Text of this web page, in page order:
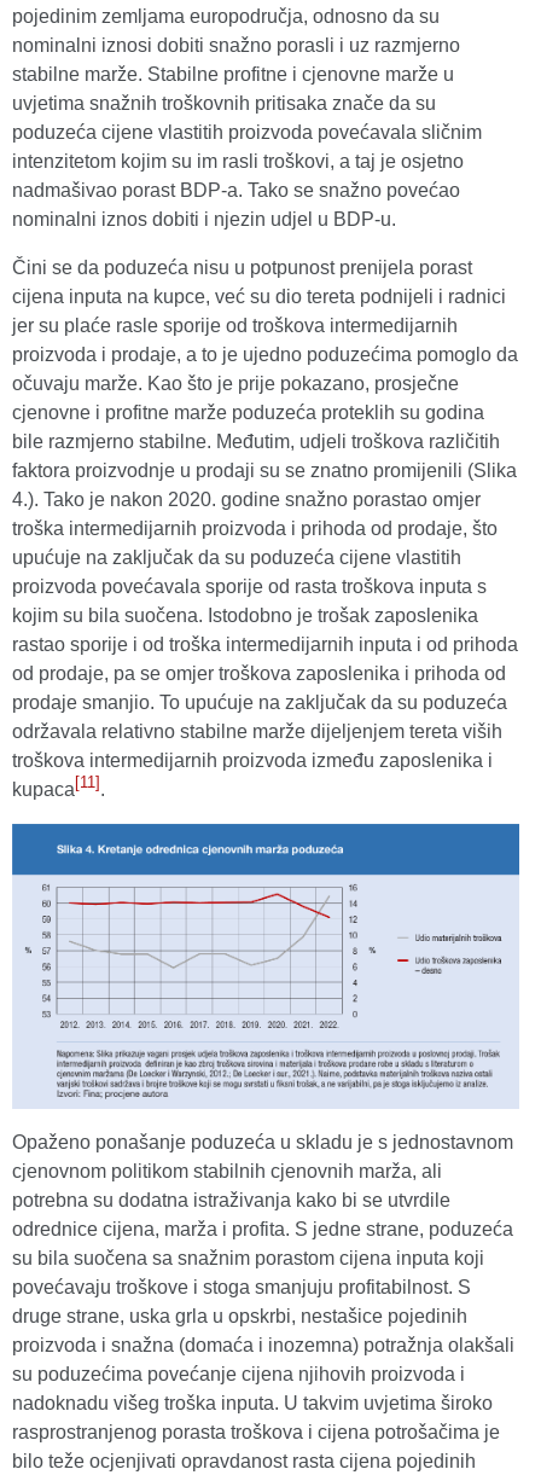
pojedinim zemljama europodručja, odnosno da su
nominalni iznosi dobiti snažno porasli i uz razmjerno
stabilne marže. Stabilne profitne i cjenovne marže u
uvjetima snažnih troškovnih pritisaka znače da su
poduzeća cijene vlastitih proizvoda povećavala sličnim
intenzitetom kojim su im rasli troškovi, a taj je osjetno
nadmašivao porast BDP-a. Tako se snažno povećao
nominalni iznos dobiti i njezin udjel u BDP-u.
Čini se da poduzeća nisu u potpunost prenijela porast
cijena inputa na kupce, već su dio tereta podnijeli i radnici
jer su plaće rasle sporije od troškova intermedijarnih
proizvoda i prodaje, a to je ujedno poduzećima pomoglo da
očuvaju marže. Kao što je prije pokazano, prosječne
cjenovne i profitne marže poduzeća proteklih su godina
bile razmjerno stabilne. Međutim, udjeli troškova različitih
faktora proizvodnje u prodaji su se znatno promijenili (Slika
4.). Tako je nakon 2020. godine snažno porastao omjer
troška intermedijarnih proizvoda i prihoda od prodaje, što
upućuje na zaključak da su poduzeća cijene vlastitih
proizvoda povećavala sporije od rasta troškova inputa s
kojim su bila suočena. Istodobno je trošak zaposlenika
rastao sporije i od troška intermedijarnih inputa i od prihoda
od prodaje, pa se omjer troškova zaposlenika i prihoda od
prodaje smanjio. To upućuje na zaključak da su poduzeća
održavala relativno stabilne marže dijeljenjem tereta viših
troškova intermedijarnih proizvoda između zaposlenika i
kupaca [11] .
Opaženo ponašanje poduzeća u skladu je s jednostavnom
cjenovnom politikom stabilnih cjenovnih marža, ali
potrebna su dodatna istraživanja kako bi se utvrdile
odrednice cijena, marža i profita. S jedne strane, poduzeća
su bila suočena sa snažnim porastom cijena inputa koji
povećavaju troškove i stoga smanjuju profitabilnost. S
druge strane, uska grla u opskrbi, nestašice pojedinih
proizvoda i snažna (domaća i inozemna) potražnja olakšali
su poduzećima povećanje cijena njihovih proizvoda i
nadoknadu višeg troška inputa. U takvim uvjetima široko
rasprostranjenog porasta troškova i cijena potrošačima je
bilo teže ocjenjivati opravdanost rasta cijena pojedinih